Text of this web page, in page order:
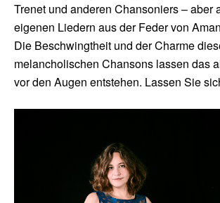
Trenet und anderen Chansoniers – aber
eigenen Liedern aus der Feder von
Die Beschwingtheit und der Charme
melancholischen Chansons lassen das
vor den Augen entstehen. Lassen Sie